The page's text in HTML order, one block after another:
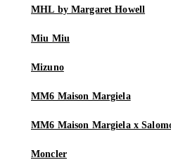
MHL by Margaret Howell
Miu Miu
Mizuno
MM6 Maison Margiela
MM6 Maison Margiela x
Moncler